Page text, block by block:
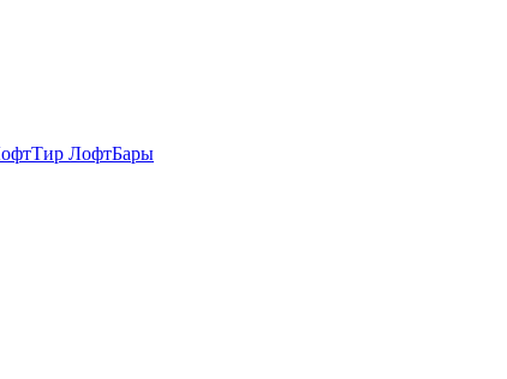
ЛофтБары